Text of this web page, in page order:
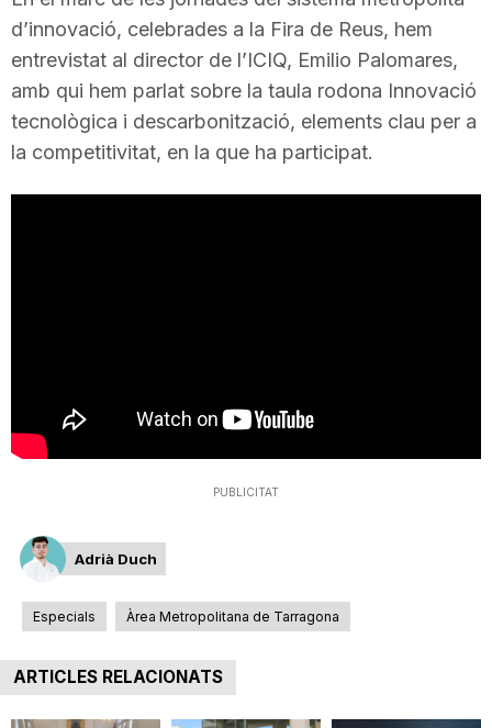
t
a
r
r
a
d’innovació, celebrades a la Fira de Reus, hem
entrevistat al director de l’ICIQ, Emilio Palomares,
amb qui hem parlat sobre la taula rodona Innovació
tecnològica i descarbonització, elements clau per a
la competitivitat, en la que ha participat.
PUBLICITAT
Adrià Duch
Especials Àrea Metropolitana de Tarragona
ARTICLES RELACIONATS